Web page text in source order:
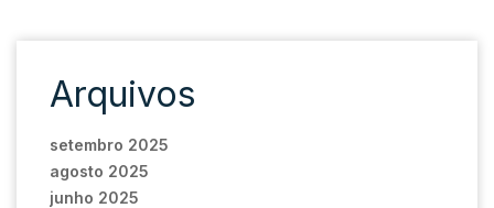
Arquivos
setembro 2025
agosto 2025
junho 2025